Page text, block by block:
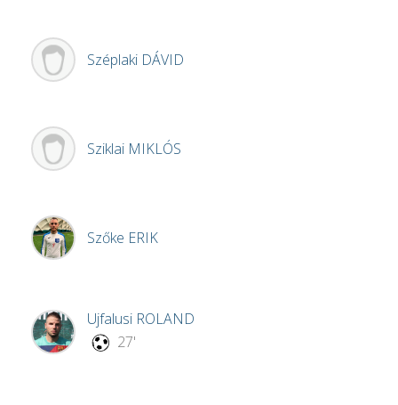
Széplaki DÁVID
Sziklai MIKLÓS
Szőke ERIK
Ujfalusi ROLAND
27'